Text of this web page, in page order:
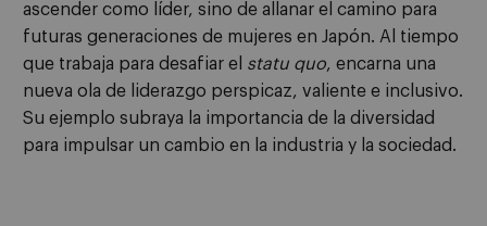
ascender como líder, sino de allanar el camino para
futuras generaciones de mujeres en Japón. Al tiempo
que trabaja para desafiar el statu quo, encarna una
nueva ola de liderazgo perspicaz, valiente e inclusivo.
Su ejemplo subraya la importancia de la diversidad
para impulsar un cambio en la industria y la sociedad.